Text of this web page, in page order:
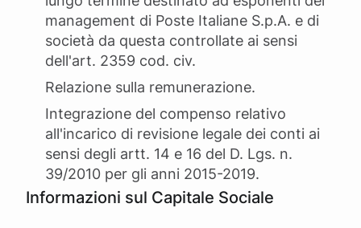
management di Poste Italiane S.p.A. e di
società da questa controllate ai sensi
dell'art. 2359 cod. civ.
Relazione sulla remunerazione.
Integrazione del compenso relativo
all'incarico di revisione legale dei conti ai
sensi degli artt. 14 e 16 del D. Lgs. n.
39/2010 per gli anni 2015-2019.
Informazioni sul Capitale Sociale